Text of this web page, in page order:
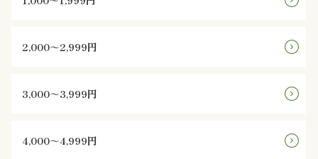
シ
近
2,000～2,999円
3,000～3,999円
4,000～4,999円